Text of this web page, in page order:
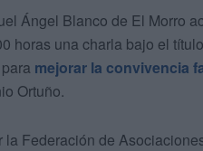
Ángel Blanco de El Morro
horas una charla bajo el
para mejorar la convivencia
Ortuño.
Federación de